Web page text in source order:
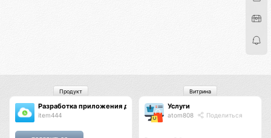
Разработка приложения для Битрикс24
item444
Продукт
Услуги
atom808 Поделиться
Витрина